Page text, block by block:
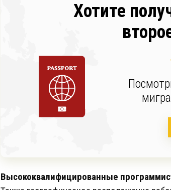
Хотите
Высококвалифицированные